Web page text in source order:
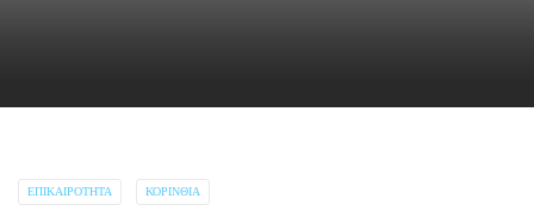
ΕΠΙΚΑΙΡΌΤΗΤΑ ΚΟΡΙΝΘΊΑ